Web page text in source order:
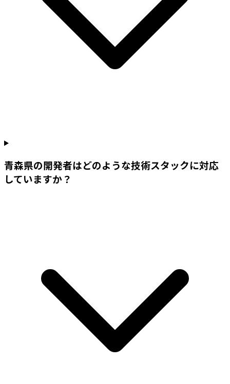
青森県の開発者はどのような技術スタックに対応
していますか？